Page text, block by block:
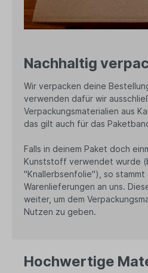
Nachhaltig
Wir verpacken deine
verwenden dafür wir
Verpackungsmaterialien aus
das gilt auch für das
Falls in deinem Paket doch
Kunststoff verwendet wurde
"Knallerbsenfolie"), so stammt
Warenlieferungen an uns.
weiter, um dem
Nutzen zu geben.
Hochwertige